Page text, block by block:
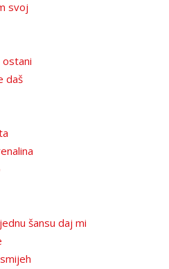
svoj
ostani
daš
šansu daj mi